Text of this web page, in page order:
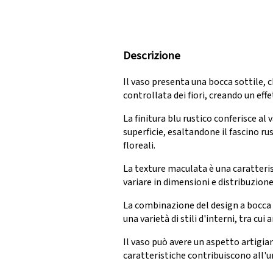
Descrizione
Il vaso presenta una bocca sottile,
controllata dei fiori, creando un
La finitura blu rustico conferisce al
superficie, esaltandone il fascino
floreali.
La texture maculata è una
variare in dimensioni e
La combinazione del design a
una varietà di stili d'interni, tra cui
Il vaso può avere un aspetto
caratteristiche contribuiscono